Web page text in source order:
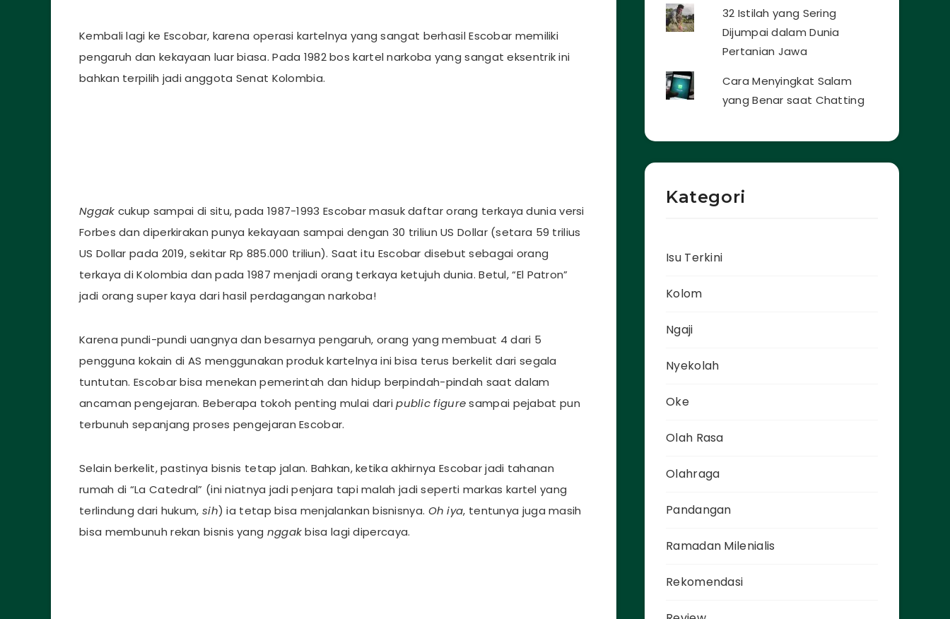
Kembali lagi ke Escobar, karena operasi kartelnya yang sangat berhasil Escobar memiliki
pengaruh dan kekayaan luar biasa. Pada 1982 bos kartel narkoba yang sangat eksentrik ini
bahkan terpilih jadi anggota Senat Kolombia.
Nggak cukup sampai di situ, pada 1987-1993 Escobar masuk daftar orang terkaya dunia versi
Forbes dan diperkirakan punya kekayaan sampai dengan 30 triliun US Dollar (setara 59 trilius
US Dollar pada 2019, sekitar Rp 885.000 triliun). Saat itu Escobar disebut sebagai orang
terkaya di Kolombia dan pada 1987 menjadi orang terkaya ketujuh dunia. Betul, “El Patron”
jadi orang super kaya dari hasil perdagangan narkoba!
Karena pundi-pundi uangnya dan besarnya pengaruh, orang yang membuat 4 dari 5
pengguna kokain di AS menggunakan produk kartelnya ini bisa terus berkelit dari segala
tuntutan. Escobar bisa menekan pemerintah dan hidup berpindah-pindah saat dalam
ancaman pengejaran. Beberapa tokoh penting mulai daripublic figuresampai pejabat pun
terbunuh sepanjang proses pengejaran Escobar.
Selain berkelit, pastinya bisnis tetap jalan. Bahkan, ketika akhirnya Escobar jadi tahanan
rumah di “La Catedral” (ini niatnya jadi penjara tapi malah jadi seperti markas kartel yang
terlindung dari hukum, sih) ia tetap bisa menjalankan bisnisnya. Oh iya, tentunya juga masih
bisa membunuh rekan bisnis yang nggakbisa lagi dipercaya.
32 Istilah yang Sering
Dijumpai dalam Dunia
Pertanian Jawa
Cara Menyingkat Salam
yang Benar saat Chatting
Kategori
Isu Terkini
Kolom
Ngaji
Nyekolah
Oke
Olah Rasa
Olahraga
Pandangan
Ramadan Milenialis
Rekomendasi